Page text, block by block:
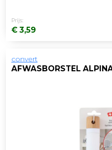
Prijs:
€ 3,59
convert